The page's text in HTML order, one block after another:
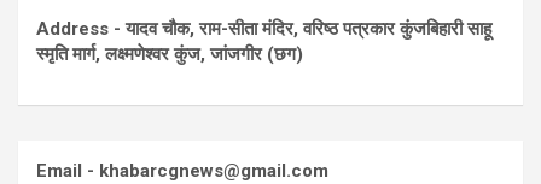
Address - यादव चौक, राम-सीता मंदिर, वरिष्ठ पत्रकार कुंजबिहारी साहू
स्मृति मार्ग, लक्ष्मणेश्वर कुंज, जांजगीर (छग)
Email - khabarcgnews@gmail.com